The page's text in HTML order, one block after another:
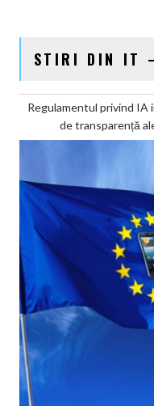
STIRI DIN IT –
Regulamentul privind
de transparență